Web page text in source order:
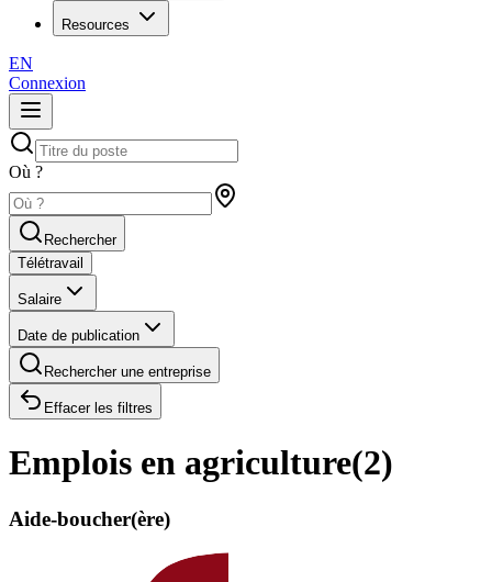
Resources
EN
Connexion
Où ?
Rechercher
Télétravail
Salaire
Date de publication
Rechercher une entreprise
Effacer les filtres
Emplois en agriculture(2)
Aide-boucher(ère)